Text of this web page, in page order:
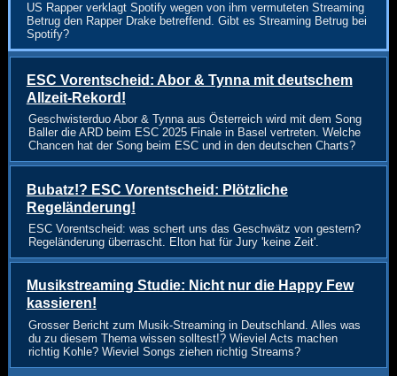
US Rapper verklagt Spotify wegen von ihm vermuteten Streaming
Betrug den Rapper Drake betreffend. Gibt es Streaming Betrug bei
Spotify?
ESC Vorentscheid: Abor & Tynna mit deutschem
Allzeit-Rekord!
Geschwisterduo Abor & Tynna aus Österreich wird mit dem Song
Baller die ARD beim ESC 2025 Finale in Basel vertreten. Welche
Chancen hat der Song beim ESC und in den deutschen Charts?
Bubatz!? ESC Vorentscheid: Plötzliche
Regeländerung!
ESC Vorentscheid: was schert uns das Geschwätz von gestern?
Regeländerung überrascht. Elton hat für Jury 'keine Zeit'.
Musikstreaming Studie: Nicht nur die Happy Few
kassieren!
Grosser Bericht zum Musik-Streaming in Deutschland. Alles was
du zu diesem Thema wissen solltest!? Wieviel Acts machen
richtig Kohle? Wieviel Songs ziehen richtig Streams?